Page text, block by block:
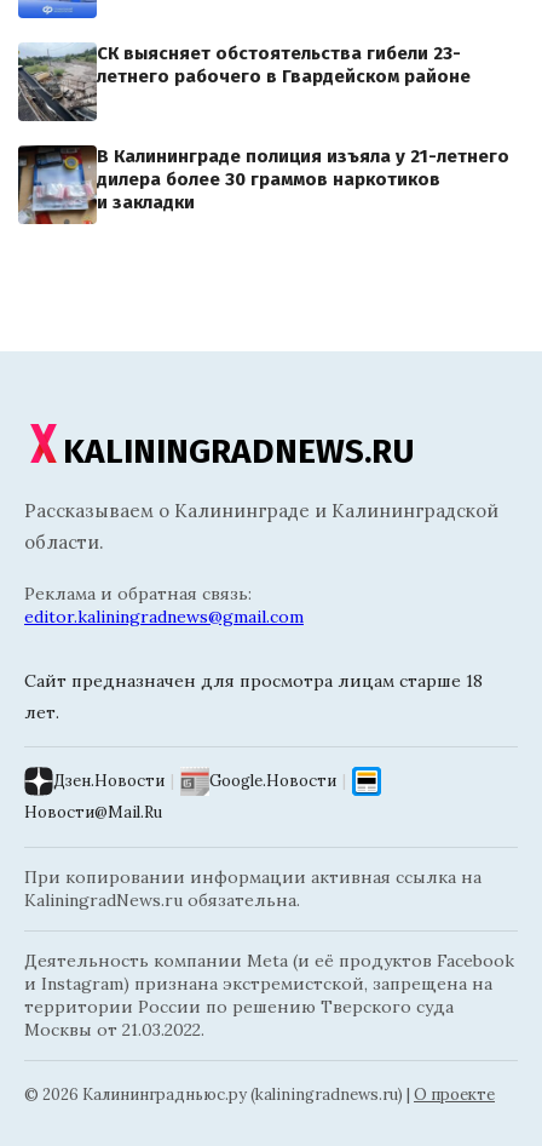
СК выясняет обстоятельства гибели 23-
летнего рабочего в Гвардейском районе
В Калининграде полиция изъяла у 21-летнего
дилера более 30 граммов наркотиков
и закладки
KALININGRADNEWS.RU
Рассказываем о Калининграде и Калининградской
области.
Реклама и обратная связь:
editor.kaliningradnews@gmail.com
Сайт предназначен для просмотра лицам старше 18
лет.
Дзен.Новости | Google.Новости |
Новости@Mail.Ru
При копировании информации активная ссылка на
KaliningradNews.ru обязательна.
Деятельность компании Meta (и её продуктов Facebook
и Instagram) признана экстремистской, запрещена на
территории России по решению Тверского суда
Москвы от 21.03.2022.
© 2026 Калининградньюc.ру (kaliningradnews.ru) | О проекте